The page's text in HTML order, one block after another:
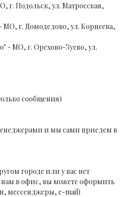
г. Подольск, ул. Матросская,
МО, г. Домодедово, ул. Корнеева,
- МО, г. Орехово-Зуево, ул.
сообщения)
и мы сами приедем в
городе или у вас нет
в офис, вы можете оформить
мессенджеры, e-mail)